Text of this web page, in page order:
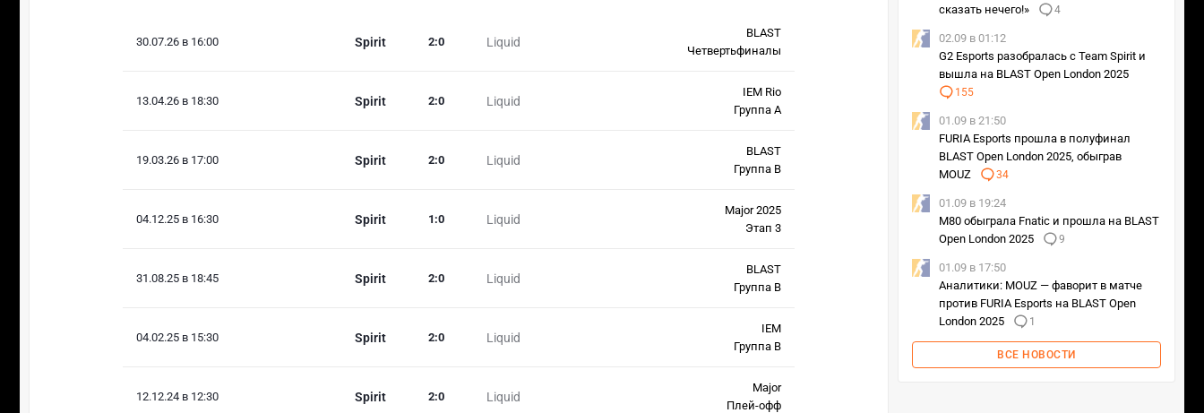
30.07.26 в 16:00 Spirit Liquid
2:0
BLAST
Четвертьфиналы
13.04.26 в 18:30 Spirit Liquid
2:0
IEM Rio
Группа А
19.03.26 в 17:00 Spirit Liquid
2:0
BLAST
Группа B
04.12.25 в 16:30 Spirit Liquid
1 :0
Major 2025
Этап 3
31.08.25 в 18:45 Spirit Liquid
2:0
BLAST
Группа B
04.02.25 в 15:30 Spirit Liquid
2:0
IEM
Группа B
12.12.24 в 12:30 Spirit Liquid
2:0
Major
Плей-офф
сказать нечего!»
4
02.09 в 01:12
G2 Esports разобралась с Team Spirit и
вышла на BLAST Open London 2025
155
01.09 в 21:50
FURIA Esports прошла в полуфинал
BLAST Open London 2025, обыграв
MOUZ
34
01.09 в 19:24
M80 обыграла Fnatic и прошла на BLAST
Open London 2025
9
01.09 в 17:50
Аналитики: MOUZ — фаворит в матче
против FURIA Esports на BLAST Open
London 2025
1
ВСЕ НОВОСТИ